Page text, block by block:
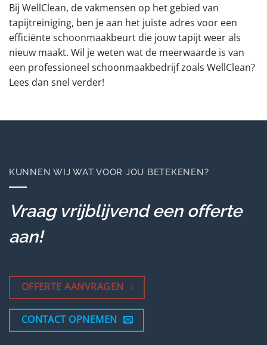
Bij WellClean, de vakmensen op het gebied van
tapijtreiniging, ben je aan het juiste adres voor een
efficiënte schoonmaakbeurt die jouw tapijt weer als
nieuw maakt. Wil je weten wat de meerwaarde is van
een professioneel schoonmaakbedrijf zoals WellClean?
Lees dan snel verder!
KUNNEN WIJ WAT VOOR JOU BETEKENEN?
Vraag vrijblijvend een offerte
aan!
OFFERTE AANVRAGEN
CONTACT OPNEMEN